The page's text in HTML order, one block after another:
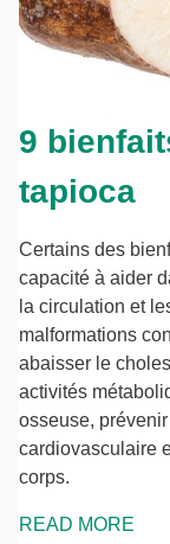
9
tapioca
Certains des
capacité à aider
la circulation et
malformations
abaisser le
activités
osseuse,
cardiovasculaire
corps.
READ MORE